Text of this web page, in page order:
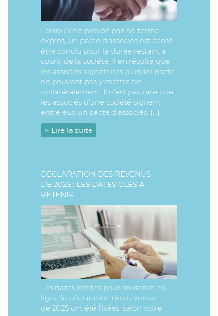
Lorsqu’il ne prévoit pas de terme
exprès, un pacte d’associés est censé
être conclu pour la durée restant à
courir de la société. Il en résulte que
les associés signataires d’un tel pacte
ne peuvent pas y mettre fin
unilatéralement. Il n’est pas rare que
les associés d’une société signent
entre eux un pacte d’associés. […]
> Lire la suite
DÉCLARATION DES REVENUS
DE 2025 : LES DATES CLÉS À
RETENIR
Les dates limites pour souscrire en
ligne la déclaration des revenus
de 2025 ont été fixées, selon votre